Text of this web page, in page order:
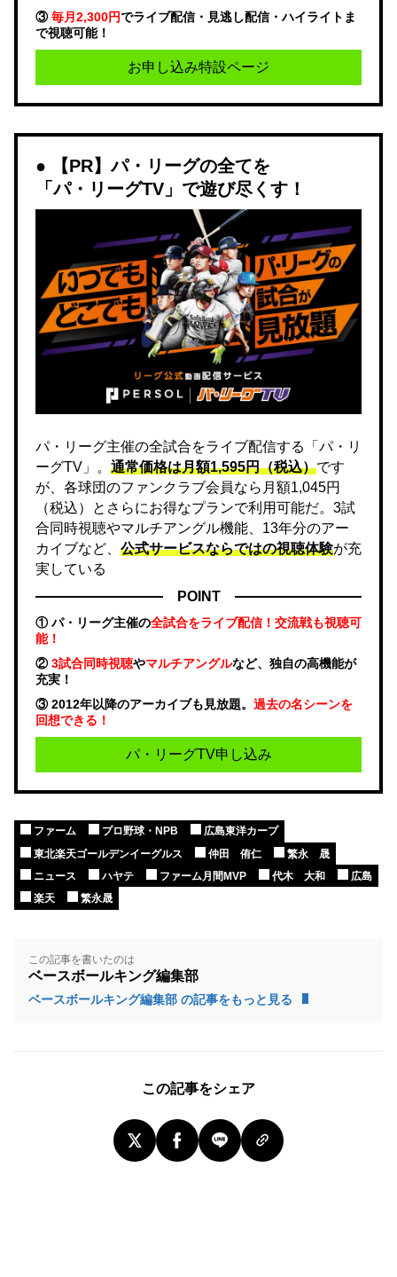
③毎月2,300円でライブ配信・見逃し配信・ハイライトま
で視聴可能！
お申し込み特設ページ
【PR】パ・リーグの全てを
「パ・リーグTV」で遊び尽くす！
パ・リーグ主催の全試合をライブ配信する「パ・リ
ーグTV」。 通常価格は月額1,595円（税込）です
が、各球団のファンクラブ会員なら月額1,045円
（税込）とさらにお得なプランで利用可能だ。3試
合同時視聴やマルチアングル機能、13年分のアー
カイブなど、 公式サービスならではの視聴体験が充
実している
POINT
① パ・リーグ主催の全試合をライブ配信！交流戦も視聴可
能！
②3試合同時視聴やマルチアングルなど、独自の高機能が
充実！
③ 2012年以降のアーカイブも見放題。 過去の名シーンを
回想できる！
パ・リーグTV申し込み
ファーム プロ野球・NPB
広島東洋カープ
東北楽天ゴールデンイーグルス
仲田 侑仁
繁永 晟
ニュース
ハヤテ ファーム月間MVP 代木 大和
広島
楽天
繁永晟
この記事を書いたのは
ベースボールキング編集部
ベースボールキング編集部 の記事をもっと見る
この記事をシェア